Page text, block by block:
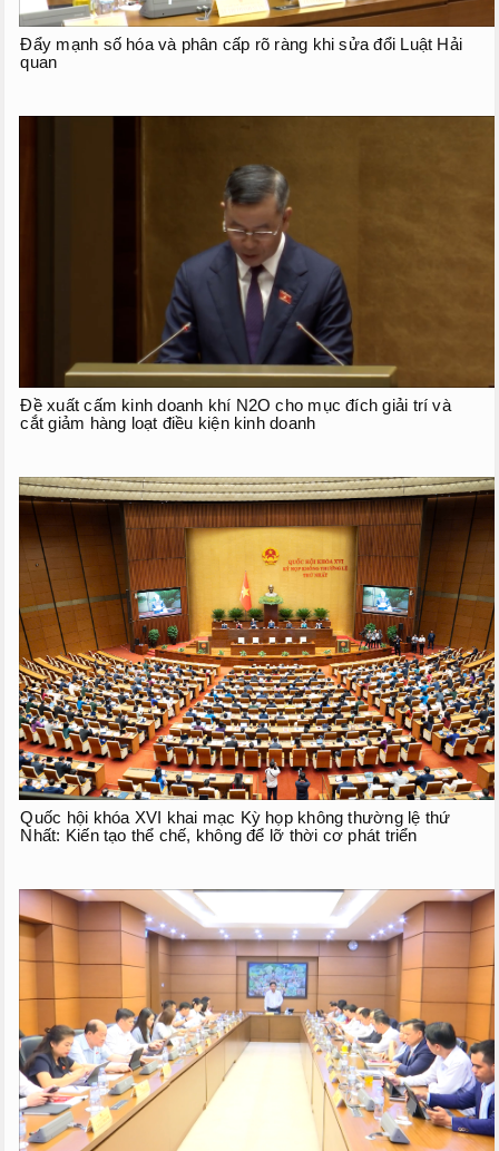
CHƯƠNG TRÌNH GIÁM SÁT
Đẩy mạnh số hóa và phân cấp rõ ràng khi sửa đổi Luật Hải
quan
Đề xuất cấm kinh doanh khí N2O cho mục đích giải trí và
cắt giảm hàng loạt điều kiện kinh doanh
Quốc hội khóa XVI khai mạc Kỳ họp không thường lệ thứ
Nhất: Kiến tạo thể chế, không để lỡ thời cơ phát triển